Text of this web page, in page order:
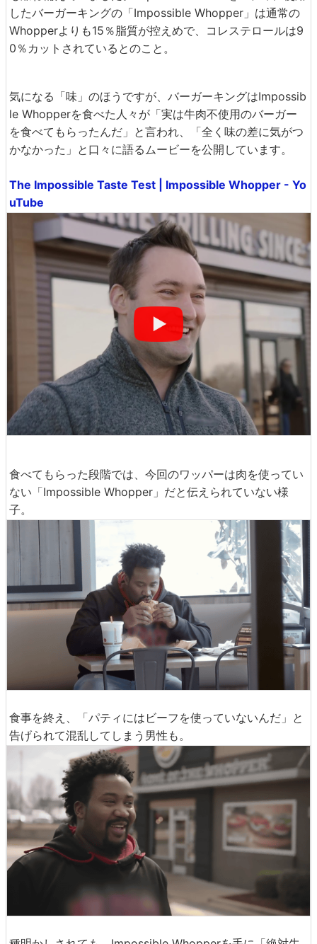
したバーガーキングの「Impossible Whopper」は通常の
Whopperよりも15％脂質が控えめで、コレステロールは9
0％カットされているとのこと。
気になる「味」のほうですが、バーガーキングはImpossib
le Whopperを食べた人々が「実は牛肉不使用のバーガー
を食べてもらったんだ」と言われ、「全く味の差に気がつ
かなかった」と口々に語るムービーを公開しています。
The Impossible Taste Test | Impossible Whopper - Yo
uTube
食べてもらった段階では、今回のワッパーは肉を使ってい
ない「Impossible Whopper」だと伝えられていない様
子。
食事を終え、「パティにはビーフを使っていないんだ」と
告げられて混乱してしまう男性も。